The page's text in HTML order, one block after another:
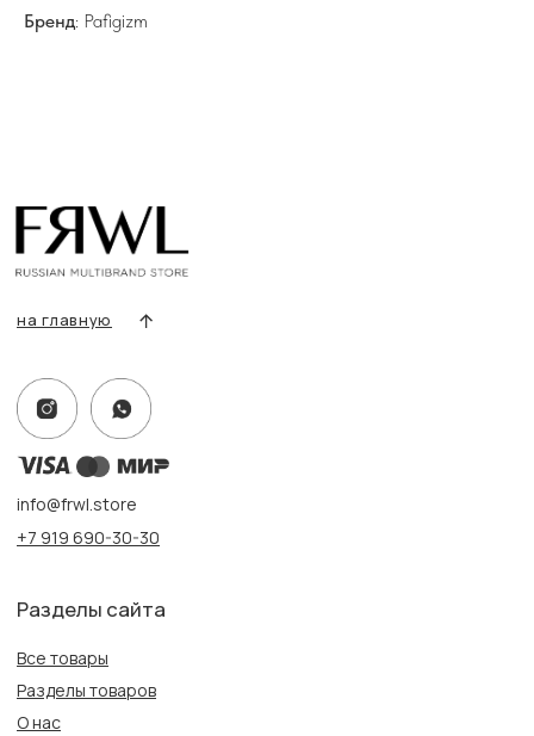
Бренд: Pafigizm
Условия возврата/обмена
Оплата и доставка
Контакты, реквизиты
Политика конфиденциальности
Публичная оферта
ПН-ВС с 10:00 до 22:00